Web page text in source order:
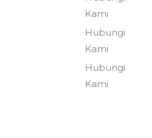
Kami
Hubungi
Kami
Hubungi
Kami